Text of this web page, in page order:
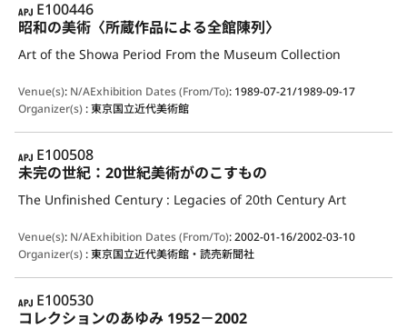
APJ
E100446
昭和の美術〈所蔵作品による全館陳列〉
Art of the Showa Period From the Museum Collection
Venue(s): N/AExhibition Dates (From/To): 1989-07-21/1989-09-17
Organizer(s):東京国立近代美術館
APJ
E100508
未完の世紀：20世紀美術がのこすもの
The Unfinished Century : Legacies of 20th Century Art
Venue(s): N/AExhibition Dates (From/To):2002-01-16/2002-03-10
Organizer(s):東京国立近代美術館・読売新聞社
APJ
E100530
コレクションのあゆみ 1952－2002